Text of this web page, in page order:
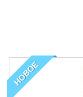
НОВОЕ